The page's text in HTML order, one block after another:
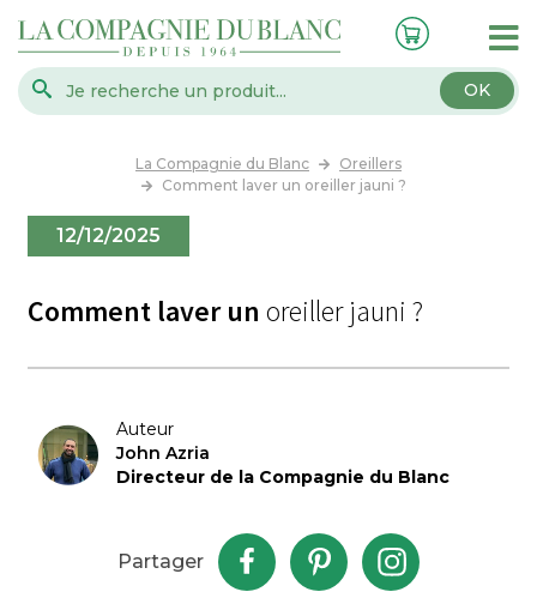
OK
La Compagnie du Blanc
Oreillers
Comment laver un oreiller jauni ?
12/12/2025
Comment laver un oreiller jauni ?
Auteur
John Azria
Directeur de la Compagnie du Blanc
Partager